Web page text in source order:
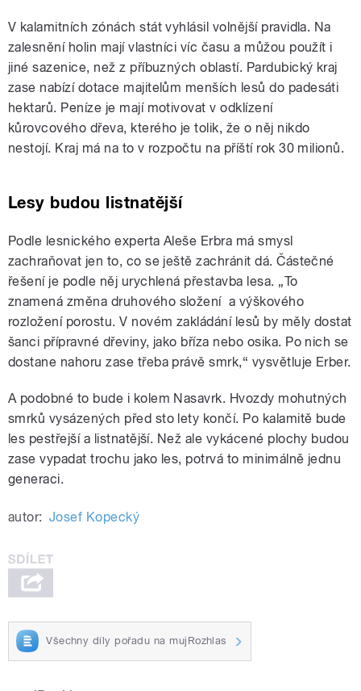
V kalamitních zónách stát vyhlásil volnější pravidla. Na
zalesnění holin mají vlastníci víc času a můžou použít i
jiné sazenice, než z příbuzných oblastí. Pardubický kraj
zase nabízí dotace majitelům menších lesů do padesáti
hektarů. Peníze je mají motivovat v odklízení
kůrovcového dřeva, kterého je tolik, že o něj nikdo
nestojí. Kraj má na to v rozpočtu na příští rok 30 milionů.
Lesy budou listnatější
Podle lesnického experta Aleše Erbra má smysl
zachraňovat jen to, co se ještě zachránit dá. Částečné
řešení je podle něj urychlená přestavba lesa. „To
znamená změna druhového složení a výškového
rozložení porostu. V novém zakládání lesů by měly dostat
šanci přípravné dřeviny, jako bříza nebo osika. Po nich se
dostane nahoru zase třeba právě smrk,“ vysvětluje Erber.
A podobné to bude i kolem Nasavrk. Hvozdy mohutných
smrků vysázených před sto lety končí. Po kalamitě bude
les pestřejší a listnatější. Než ale vykácené plochy budou
zase vypadat trochu jako les, potrvá to minimálně jednu
generaci.
autor: Josef Kopecký
Všechny díly pořadu na mujRozhlas